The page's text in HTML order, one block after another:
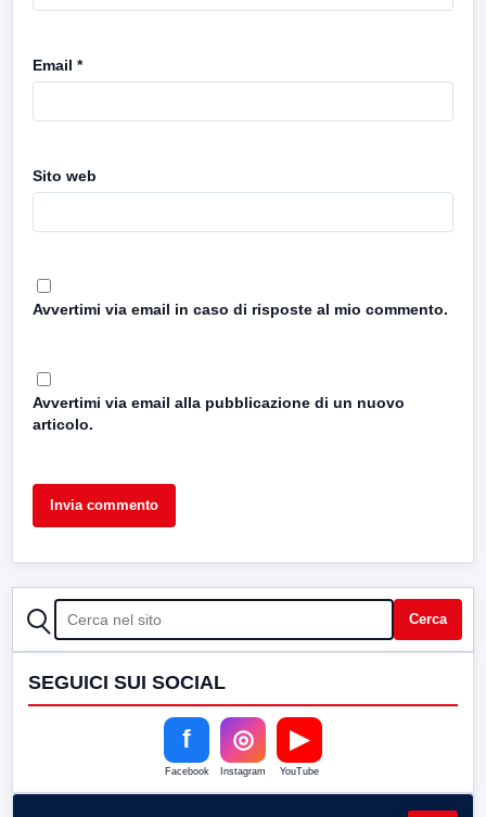
Email *
Sito web
Avvertimi via email in caso di risposte al mio commento.
Avvertimi via email alla pubblicazione di un nuovo
articolo.
CERCA Cerca
SEGUICI SUI SOCIAL
f
Facebook
◎
Instagram
▶
YouTube